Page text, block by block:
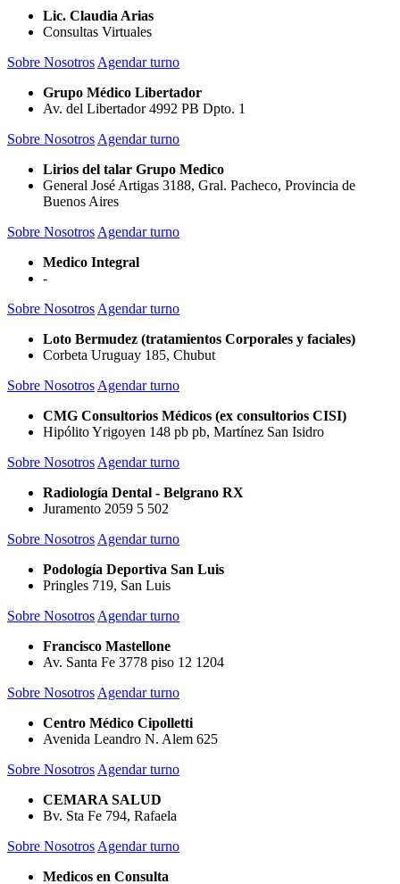
Lic. Claudia Arias
Consultas Virtuales
Sobre Nosotros Agendar turno
Grupo Médico Libertador
Av. del Libertador 4992 PB Dpto. 1
Sobre Nosotros Agendar turno
Lirios del talar Grupo Medico
General José Artigas 3188, Gral. Pacheco, Provincia de
Buenos Aires
Sobre Nosotros Agendar turno
Medico Integral
-
Sobre Nosotros Agendar turno
Loto Bermudez (tratamientos Corporales y faciales)
Corbeta Uruguay 185, Chubut
Sobre Nosotros Agendar turno
CMG Consultorios Médicos (ex consultorios CISI)
Hipólito Yrigoyen 148 pb pb, Martínez San Isidro
Sobre Nosotros Agendar turno
Radiología Dental - Belgrano RX
Juramento 2059 5 502
Sobre Nosotros Agendar turno
Podología Deportiva San Luis
Pringles 719, San Luis
Sobre Nosotros Agendar turno
Francisco Mastellone
Av. Santa Fe 3778 piso 12 1204
Sobre Nosotros Agendar turno
Centro Médico Cipolletti
Avenida Leandro N. Alem 625
Sobre Nosotros Agendar turno
CEMARA SALUD
Bv. Sta Fe 794, Rafaela
Sobre Nosotros Agendar turno
Medicos en Consulta